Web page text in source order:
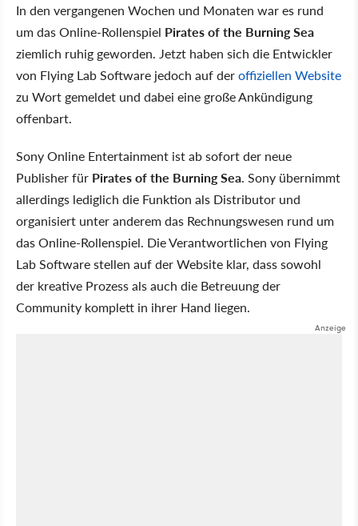
In den vergangenen Wochen und Monaten war es rund
um das Online-Rollenspiel Pirates of the Burning Sea
ziemlich ruhig geworden. Jetzt haben sich die Entwickler
von Flying Lab Software jedoch auf deroffiziellen Website
zu Wort gemeldet und dabei eine große Ankündigung
offenbart.
Sony Online Entertainment ist ab sofort der neue
Publisher für Pirates of the Burning Sea. Sony übernimmt
allerdings lediglich die Funktion als Distributor und
organisiert unter anderem das Rechnungswesen rund um
das Online-Rollenspiel. Die Verantwortlichen von Flying
Lab Software stellen auf der Website klar, dass sowohl
der kreative Prozess als auch die Betreuung der
Community komplett in ihrer Hand liegen.